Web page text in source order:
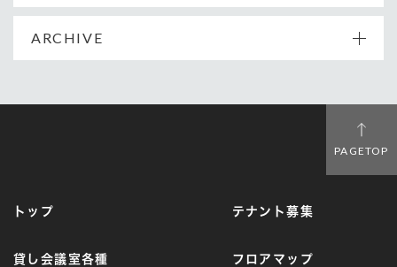
ARCHIVE
PAGETOP
トップ
貸し会議室各種
テナント募集
フロアマップ